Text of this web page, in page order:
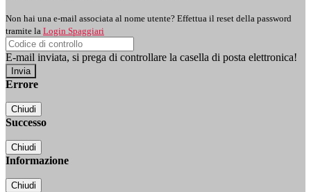
Non hai una e-mail associata al nome utente? Effettua il reset della password
tramite la Login Spaggiari
E-mail inviata, si prega di controllare la casella di posta elettronica!
Errore
Chiudi
Successo
Chiudi
Informazione
Chiudi